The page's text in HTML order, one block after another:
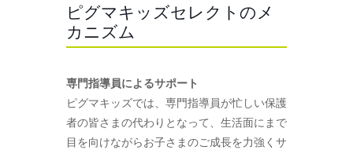
ピグマキッズセレクトのメ
カニズム
専門指導員によるサポート
ピグマキッズでは、専門指導員が忙しい保護
者の皆さまの代わりとなって、生活面にまで
目を向けながらお子さまのご成長を力強くサ